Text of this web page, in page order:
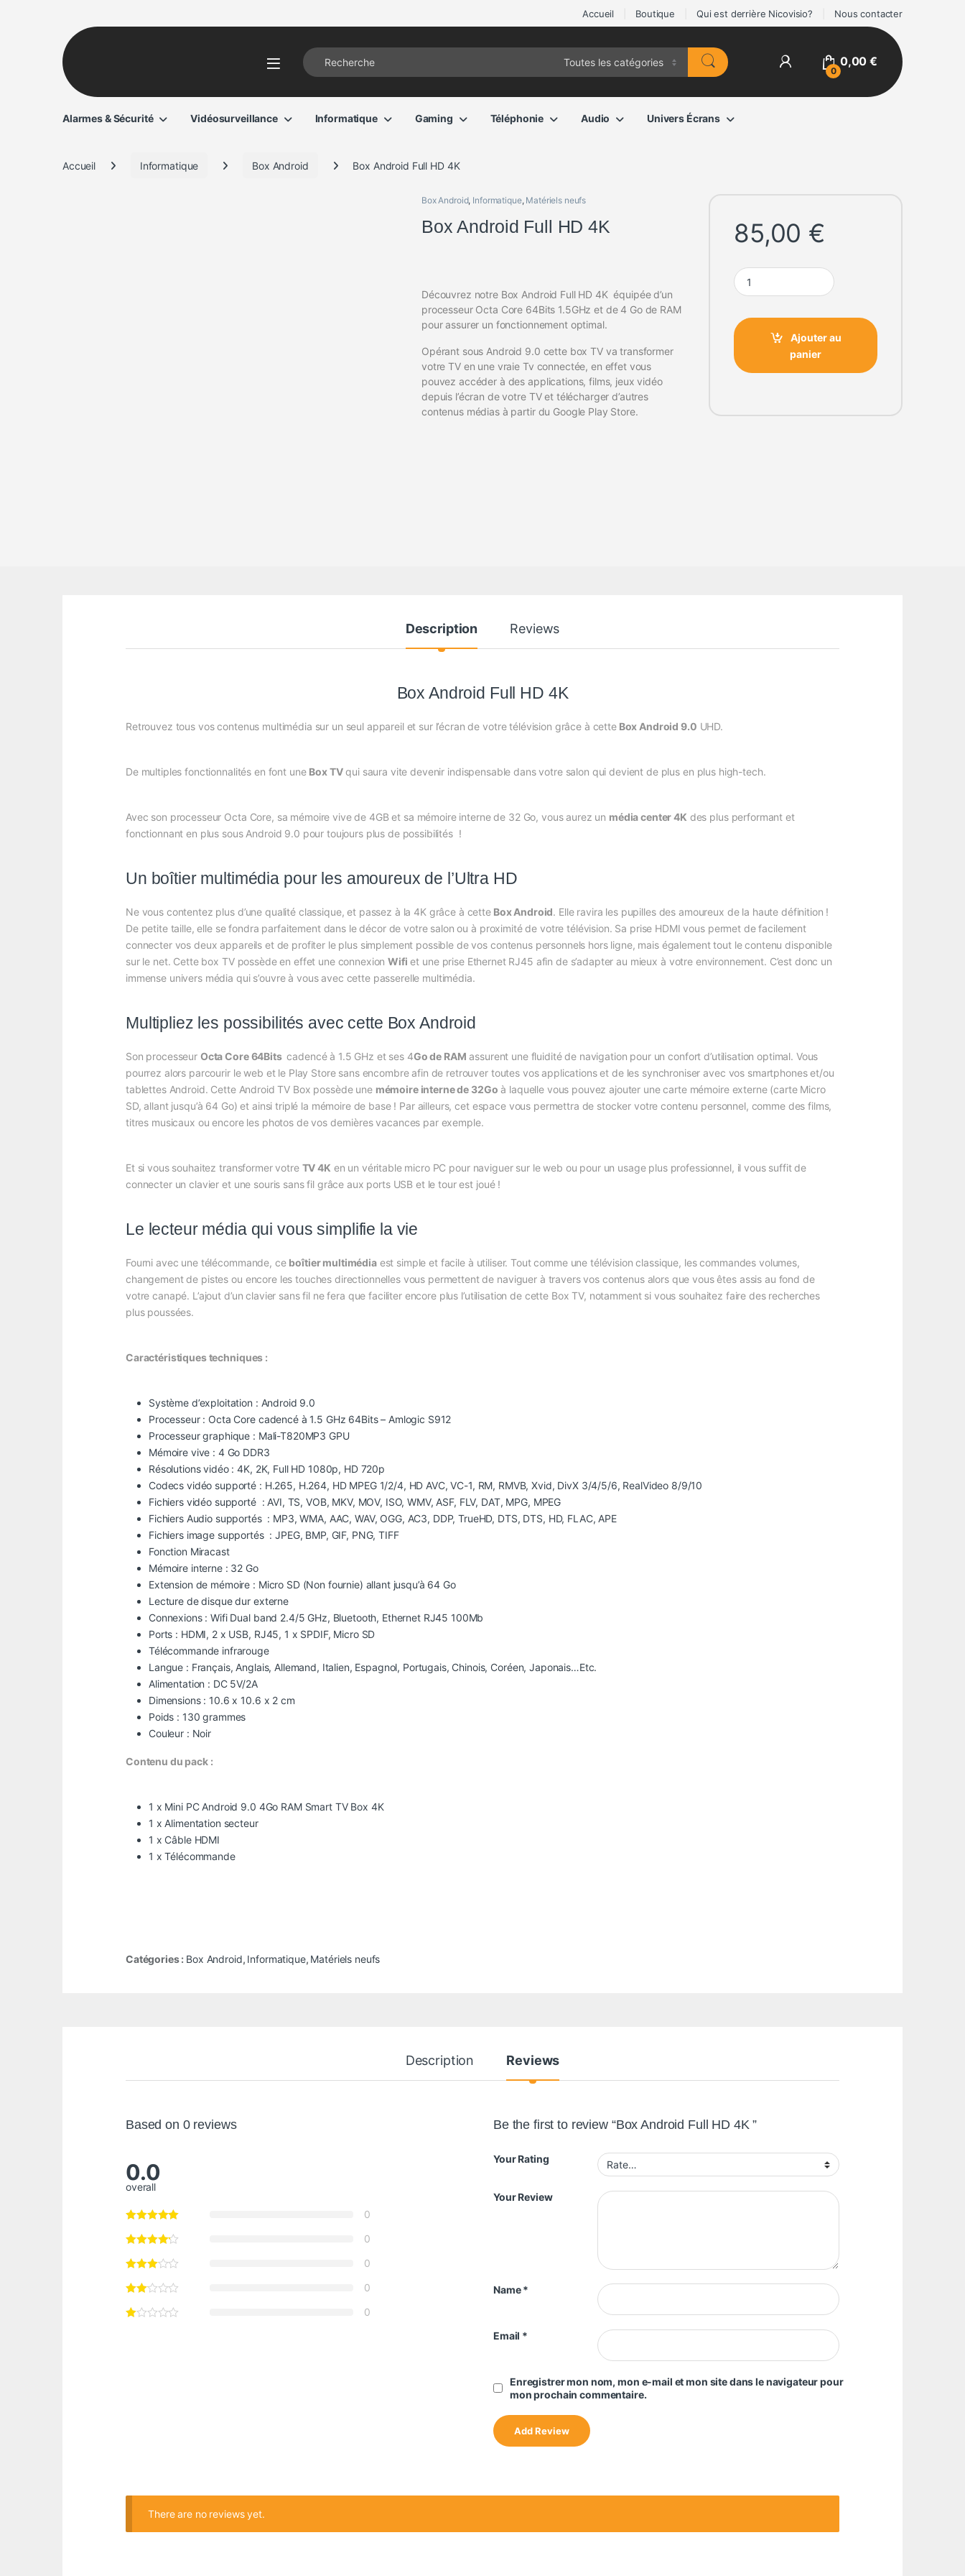
Accueil Boutique Qui est derrière Nicovisio? Nous contacter
Search for:
0
0,00€
Alarmes & Sécurité Vidéosurveillance Informatique Gaming Téléphonie Audio Univers Écrans
Accueil Informatique Box Android Box Android Full HD 4K
Box Android, Informatique, Matériels neufs
Box Android Full HD 4K
Découvrez notre Box Android Full HD 4K équipée d’un
processeur Octa Core 64Bits 1.5GHz et de 4 Go de RAM
pour assurer un fonctionnement optimal.
Opérant sous Android 9.0 cette box TV va transformer
votre TV en une vraie Tv connectée, en effet vous
pouvez accéder à des applications, films, jeux vidéo
depuis l’écran de votre TV et télécharger d’autres
contenus médias à partir du Google Play Store.
85,00 €
Box Android Full HD 4K quantity
Ajouter au
panier
Description Reviews
Box Android Full HD 4K
Retrouvez tous vos contenus multimédia sur un seul appareil et sur l’écran de votre télévision grâce à cetteBox Android 9.0 UHD.
De multiples fonctionnalités en font une Box TVqui saura vite devenir indispensable dans votre salon qui devient de plus en plus high-tech.
Avec son processeur Octa Core, sa mémoire vive de 4GB et sa mémoire interne de 32 Go, vous aurez un média center 4K des plus performant et
fonctionnant en plus sous Android 9.0 pour toujours plus de possibilités !
Un boîtier multimédia pour les amoureux de l’Ultra HD
Ne vous contentez plus d’une qualité classique, et passez à la 4K grâce à cetteBox Android. Elle ravira les pupilles des amoureux de la haute définition !
De petite taille, elle se fondra parfaitement dans le décor de votre salon ou à proximité de votre télévision. Sa prise HDMI vous permet de facilement
connecter vos deux appareils et de profiter le plus simplement possible de vos contenus personnels hors ligne, mais également tout le contenu disponible
sur le net. Cette box TV possède en effet une connexionWifi et une prise Ethernet RJ45 afin de s’adapter au mieux à votre environnement. C’est donc un
immense univers média qui s’ouvre à vous avec cette passerelle multimédia.
Multipliez les possibilités avec cette Box Android
Son processeur Octa Core 64Bits cadencé à 1.5 GHz et ses 4Go de RAM assurent une fluidité de navigation pour un confort d’utilisation optimal. Vous
pourrez alors parcourir le web et le Play Store sans encombre afin de retrouver toutes vos applications et de les synchroniser avec vos smartphones et/ou
tablettes Android. Cette Android TV Box possède une mémoire interne de 32Go à laquelle vous pouvez ajouter une carte mémoire externe (carte Micro
SD, allant jusqu’à 64 Go) et ainsi triplé la mémoire de base ! Par ailleurs, cet espace vous permettra de stocker votre contenu personnel, comme des films,
titres musicaux ou encore les photos de vos dernières vacances par exemple.
Et si vous souhaitez transformer votre TV 4K en un véritable micro PC pour naviguer sur le web ou pour un usage plus professionnel, il vous suffit de
connecter un clavier et une souris sans fil grâce aux ports USB et le tour est joué !
Le lecteur média qui vous simplifie la vie
Fourni avec une télécommande, ce boîtier multimédiaest simple et facile à utiliser. Tout comme une télévision classique, les commandes volumes,
changement de pistes ou encore les touches directionnelles vous permettent de naviguer à travers vos contenus alors que vous êtes assis au fond de
votre canapé. L’ajout d’un clavier sans fil ne fera que faciliter encore plus l’utilisation de cette Box TV, notamment si vous souhaitez faire des recherches
plus poussées.
Caractéristiques techniques :
Système d’exploitation : Android 9.0
Processeur : Octa Core cadencé à 1.5 GHz 64Bits – Amlogic S912
Processeur graphique : Mali-T820MP3 GPU
Mémoire vive : 4 Go DDR3
Résolutions vidéo : 4K, 2K, Full HD 1080p, HD 720p
Codecs vidéo supporté : H.265, H.264, HD MPEG 1/2/4, HD AVC, VC-1, RM, RMVB, Xvid, DivX 3/4/5/6, RealVideo 8/9/10
Fichiers vidéo supporté : AVI, TS, VOB, MKV, MOV, ISO, WMV, ASF, FLV, DAT, MPG, MPEG
Fichiers Audio supportés : MP3, WMA, AAC, WAV, OGG, AC3, DDP, TrueHD, DTS, DTS, HD, FLAC, APE
Fichiers image supportés : JPEG, BMP, GIF, PNG, TIFF
Fonction Miracast
Mémoire interne : 32 Go
Extension de mémoire : Micro SD (Non fournie) allant jusqu’à 64 Go
Lecture de disque dur externe
Connexions : Wifi Dual band 2.4/5 GHz, Bluetooth, Ethernet RJ45 100Mb
Ports : HDMI, 2 x USB, RJ45, 1 x SPDIF, Micro SD
Télécommande infrarouge
Langue : Français, Anglais, Allemand, Italien, Espagnol, Portugais, Chinois, Coréen, Japonais…Etc.
Alimentation : DC 5V/2A
Dimensions : 10.6 x 10.6 x 2 cm
Poids : 130 grammes
Couleur : Noir
Contenu du pack :
1 x Mini PC Android 9.0 4Go RAM Smart TV Box 4K
1 x Alimentation secteur
1 x Câble HDMI
1 x Télécommande
Catégories : Box Android, Informatique, Matériels neufs
Description Reviews
Based on 0 reviews
0.0
overall
0
0
0
0
0
Be the first to review “Box Android Full HD 4K ”
Your Rating
Your Review
Name*
Email *
Enregistrer mon nom, mon e-mail et mon site dans le navigateur pour
mon prochain commentaire.
There are no reviews yet.